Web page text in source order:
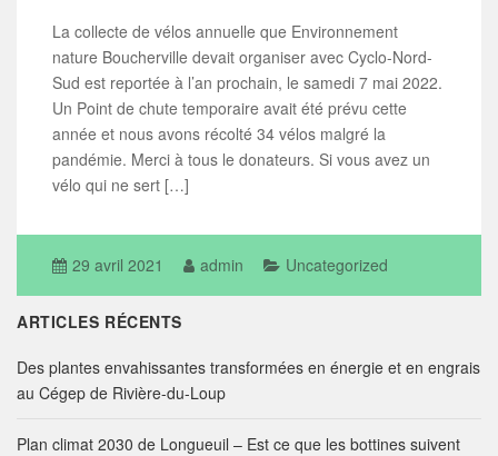
La collecte de vélos annuelle que Environnement
nature Boucherville devait organiser avec Cyclo-Nord-
Sud est reportée à l’an prochain, le samedi 7 mai 2022.
Un Point de chute temporaire avait été prévu cette
année et nous avons récolté 34 vélos malgré la
pandémie. Merci à tous le donateurs. Si vous avez un
vélo qui ne sert […]
29 avril 2021 admin Uncategorized
ARTICLES RÉCENTS
Des plantes envahissantes transformées en énergie et en engrais
au Cégep de Rivière-du-Loup
Plan climat 2030 de Longueuil – Est ce que les bottines suivent